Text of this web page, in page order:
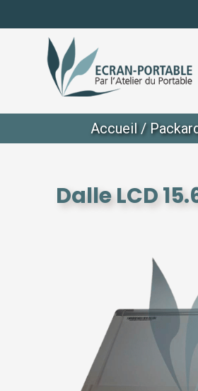
Accueil/
Dalle LCD